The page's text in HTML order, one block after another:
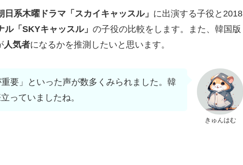
系木曜ドラマ「スカイキャッスル」 に出演する子役と2018
ル「SKYキャッスル」 の子役の比較をします。また、韓国版
人気者になるかを推測したいと思います。
きゅんはむ
要」といった声が数多くみられました。韓
っていましたね。